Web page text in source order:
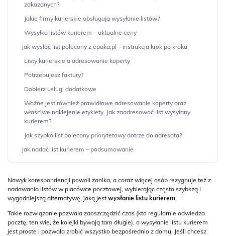
zakazanych?
Jakie firmy kurierskie obsługują wysyłanie listów?
Wysyłka listów kurierem – aktualne ceny
Jak wysłać list polecony z epaka.pl – instrukcja krok po kroku
Listy kurierskie a adresowanie koperty
Potrzebujesz faktury?
Dobierz usługi dodatkowe
Ważne jest również prawidłowe adresowanie koperty oraz
właściwe naklejenie etykiety. Jak zaadresować list wysyłany
kurierem?
Jak szybko list polecony priorytetowy dotrze do adresata?
Jak nadać list kurierem – podsumowanie
Nawyk korespondencji powoli zanika, a coraz więcej osób rezygnuje też z
nadawania listów w placówce pocztowej, wybierając często szybszą i
wygodniejszą alternatywę, jaką jest wysłanie listu kurierem.
Takie rozwiązanie pozwala zaoszczędzić czas (kto regularnie odwiedza
pocztę, ten wie, że kolejki bywają tam długie), a wysyłanie listu kurierem
jest proste i pozwala zrobić wszystko bezpośrednio z domu. Jeśli chcesz